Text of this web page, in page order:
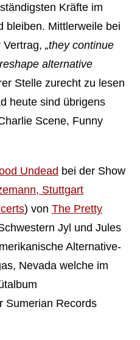
Kräfte im
bleiben. Mittlerweile bei
Vertrag, „they continue
alternative
Stelle zurecht zu lesen
heute sind übrigens
Scene, Funny
Undead bei der Show
Stuttgart
) von The Pretty
Jyl und Jules
Alternative-
Nevada welche im
Sumerian Records